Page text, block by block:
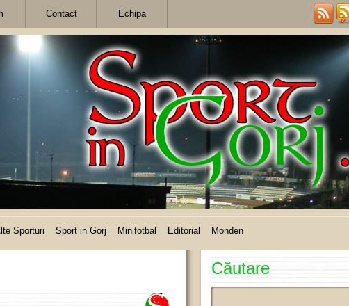
Contact Echipa
Sporturi Sport in Gorj Minifotbal Editorial Monden
Căutare